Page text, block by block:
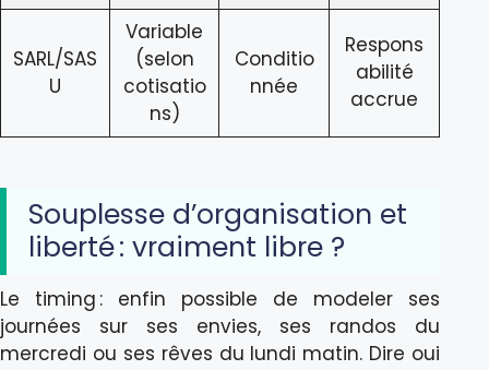
SARL/SAS
U
Variable
(selon
cotisatio
ns)
Conditio
nnée
Respons
abilité
accrue
Souplesse d’organisation et
liberté : vraiment libre ?
Le timing : enfin possible de modeler ses
journées sur ses envies, ses randos du
mercredi ou ses rêves du lundi matin. Dire oui